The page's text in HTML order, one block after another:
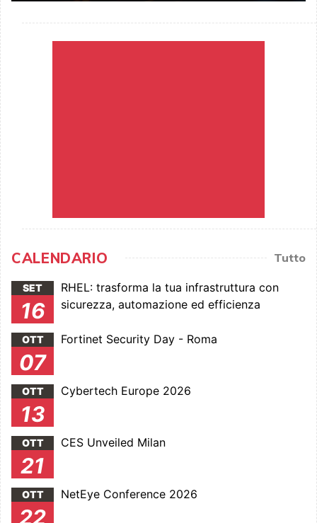
CALENDARIO Tutto
SET
16
RHEL: trasforma la tua infrastruttura con
sicurezza, automazione ed efficienza
OTT
07
Fortinet Security Day - Roma
OTT
13
Cybertech Europe 2026
OTT
21
CES Unveiled Milan
OTT
22
NetEye Conference 2026